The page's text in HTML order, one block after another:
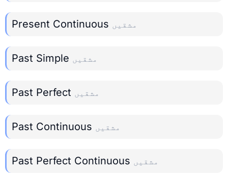
Present Continuous مشقیں
Past Simple مشقیں
Past Perfect مشقیں
Past Continuous مشقیں
Past Perfect Continuous مشقیں